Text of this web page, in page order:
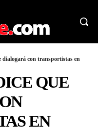
dialogará con transportistas en
QUE
EN